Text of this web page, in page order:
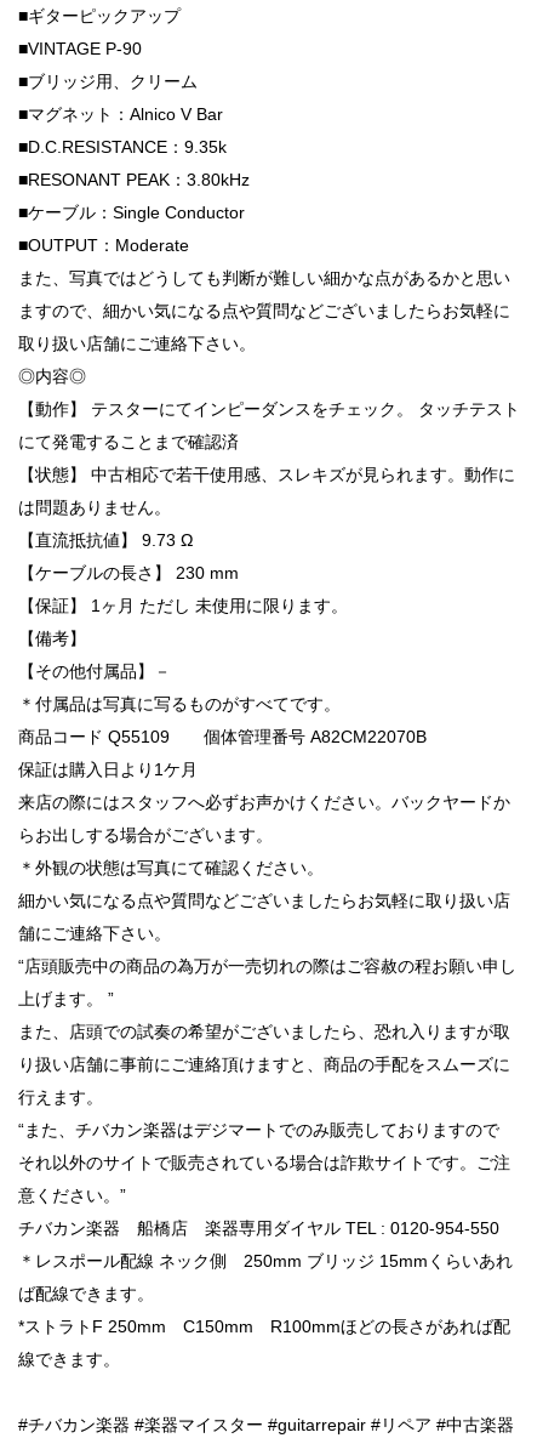
■ギターピックアップ
■VINTAGE P-90
■ブリッジ用、クリーム
■マグネット：Alnico V Bar
■D.C.RESISTANCE：9.35k
■RESONANT PEAK：3.80kHz
■ケーブル：Single Conductor
■OUTPUT：Moderate
また、写真ではどうしても判断が難しい細かな点があるかと思い
ますので、細かい気になる点や質問などございましたらお気軽に
取り扱い店舗にご連絡下さい。
◎内容◎
【動作】 テスターにてインピーダンスをチェック。 タッチテスト
にて発電することまで確認済
【状態】 中古相応で若干使用感、スレキズが見られます。動作に
は問題ありません。
【直流抵抗値】 9.73 Ω
【ケーブルの長さ】 230 mm
【保証】 1ヶ月 ただし 未使用に限ります。
【備考】
【その他付属品】－
＊付属品は写真に写るものがすべてです。
商品コード Q55109 個体管理番号 A82CM22070B
保証は購入日より1ケ月
来店の際にはスタッフへ必ずお声かけください。バックヤードか
らお出しする場合がございます。
＊外観の状態は写真にて確認ください。
細かい気になる点や質問などございましたらお気軽に取り扱い店
舗にご連絡下さい。
“店頭販売中の商品の為万が一売切れの際はご容赦の程お願い申し
上げます。 ”
また、店頭での試奏の希望がございましたら、恐れ入りますが取
り扱い店舗に事前にご連絡頂けますと、商品の手配をスムーズに
行えます。
“また、チバカン楽器はデジマートでのみ販売しておりますので
それ以外のサイトで販売されている場合は詐欺サイトです。ご注
意ください。”
チバカン楽器 船橋店 楽器専用ダイヤル TEL : 0120-954-550
＊レスポール配線 ネック側 250mm ブリッジ 15mmくらいあれ
ば配線できます。
*ストラトF 250mm C150mm R100mmほどの長さがあれば配
線できます。
#チバカン楽器 #楽器マイスター #guitarrepair #リペア #中古楽器